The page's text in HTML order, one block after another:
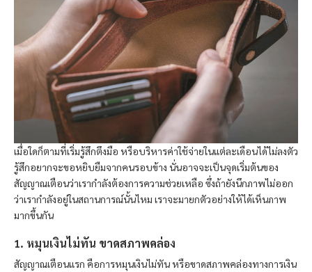
เมื่อใดก็ตามที่เริ่มรู้สึกตึงมือ หรือบริหารค่าใช้จ่ายในแต่ละเดือนได้ไม่ลงตัว
รู้สึกอยากจะขอหยิบยืมจากคนรอบข้าง นั่นอาจจะเป็นจุดเริ่มต้นของ
สัญญาณเตือนว่าเรากำลังต้องการความช่วยเหลือ ซึ่งถ้ายังนึกภาพไม่ออก
ว่าเรากำลังอยู่ในสถานการณ์นั้นไหม เราจะมายกตัวอย่างให้ได้เห็นภาพ
มากขึ้นกัน
1. หมุนเงินไม่ทัน ขาดสภาพคล่อง
สัญญาณเตือนแรก คือการหมุนเงินไม่ทัน หรือขาดสภาพคล่องทางการเงิน